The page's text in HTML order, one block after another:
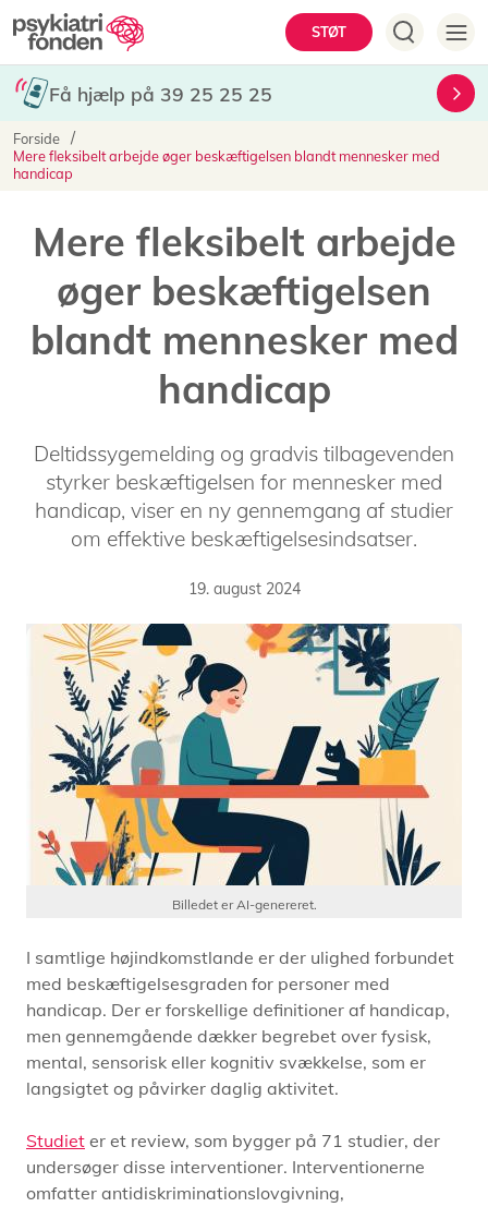
Gå
til
hovedindhold
STØT
Hovedmenu
Få hjælp på 39 25 25 25
Brødkrumme
Forside
Mere fleksibelt arbejde øger beskæftigelsen blandt mennesker med
handicap
Mere fleksibelt arbejde
øger beskæftigelsen
blandt mennesker med
handicap
Deltidssygemelding og gradvis tilbagevenden
styrker beskæftigelsen for mennesker med
handicap, viser en ny gennemgang af studier
om effektive beskæftigelsesindsatser.
19. august 2024
Billedet er AI-genereret.
I samtlige højindkomstlande er der ulighed forbundet
med beskæftigelsesgraden for personer med
handicap. Der er forskellige definitioner af handicap,
men gennemgående dækker begrebet over fysisk,
mental, sensorisk eller kognitiv svækkelse, som er
langsigtet og påvirker daglig aktivitet.
Studiet er et review, som bygger på 71 studier, der
undersøger disse interventioner. Interventionerne
omfatter antidiskriminationslovgivning,